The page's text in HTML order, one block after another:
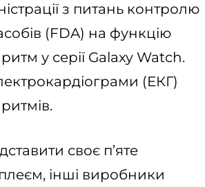
з питань контролю
(FDA) на функцію
у серії Galaxy Watch.
(ЕКГ)
своє п’яте
інші виробники